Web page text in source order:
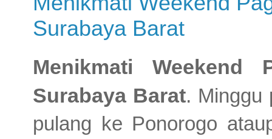
Surabaya Barat
Menikmati Weekend
Surabaya Barat. Minggu
pulang ke Ponorogo